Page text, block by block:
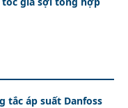
tắc áp suất Danfoss